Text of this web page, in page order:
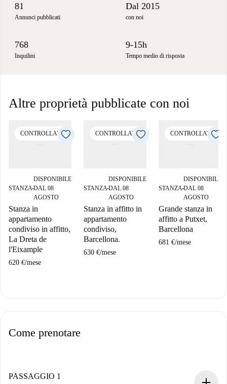
81
Annunci pubblicati
Dal 2015
con noi
768
Inquilini
9-15h
Tempo medio di risposta
Altre proprietà pubblicate con noi
CONTROLLATO
STANZA■
DISPONIBILE
DAL 08
AGOSTO
Stanza in
appartamento
condiviso in affitto,
La Dreta de
l'Eixample
620 €/mese
CONTROLLATO
STANZA■
DISPONIBILE
DAL 08
AGOSTO
Stanza in affitto in
appartamento
condiviso,
Barcellona.
630 €/mese
CONTROLLATO
STANZA■
DISPONIBILE
DAL 08
AGOSTO
Grande stanza in
affitto a Putxet,
Barcellona
681 €/mese
Come prenotare
PASSAGGIO 1